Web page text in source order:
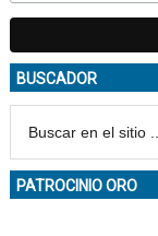
BUSCADOR
PATROCINIO ORO